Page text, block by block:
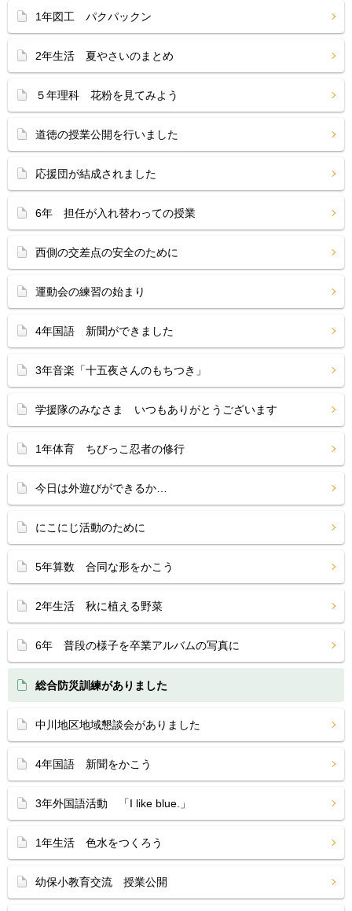
1年図工 パクパックン
2年生活 夏やさいのまとめ
５年理科 花粉を見てみよう
道徳の授業公開を行いました
応援団が結成されました
6年 担任が入れ替わっての授業
西側の交差点の安全のために
運動会の練習の始まり
4年国語 新聞ができました
3年音楽「十五夜さんのもちつき」
学援隊のみなさま いつもありがとうございます
1年体育 ちびっこ忍者の修行
今日は外遊びができるか…
にこにじ活動のために
5年算数 合同な形をかこう
2年生活 秋に植える野菜
6年 普段の様子を卒業アルバムの写真に
総合防災訓練がありました
中川地区地域懇談会がありました
4年国語 新聞をかこう
3年外国語活動 「I like blue.」
1年生活 色水をつくろう
幼保小教育交流 授業公開